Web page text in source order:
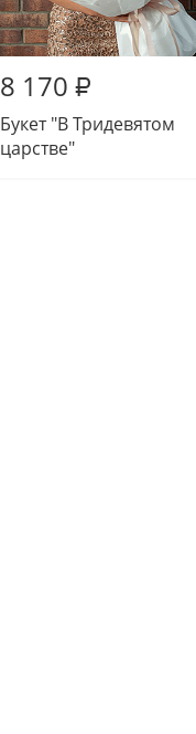
8 170 ₽
Букет "В Тридевятом
царстве"